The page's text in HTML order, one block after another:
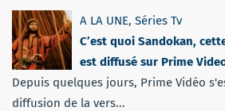
A LA UNE, Séries Tv
C’est quoi Sandokan,
est diffusé sur Prime
Depuis quelques jours, Prime Vidéo
diffusion de la vers...